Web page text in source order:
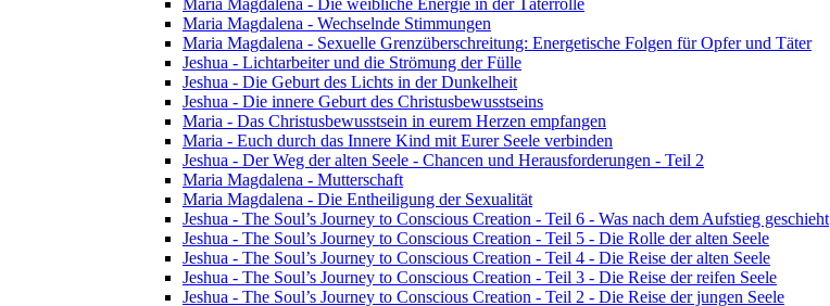
Maria Magdalena - Wechselnde Stimmungen
Maria Magdalena - Sexuelle Grenzüberschreitung: Energetische Folgen für Opfer und Täter
Jeshua - Lichtarbeiter und die Strömung der Fülle
Jeshua - Die Geburt des Lichts in der Dunkelheit
Jeshua - Die innere Geburt des Christusbewusstseins
Maria - Das Christusbewusstsein in eurem Herzen empfangen
Maria - Euch durch das Innere Kind mit Eurer Seele verbinden
Jeshua - Der Weg der alten Seele - Chancen und Herausforderungen - Teil 2
Maria Magdalena - Mutterschaft
Maria Magdalena - Die Entheiligung der Sexualität
Jeshua - The Soul’s Journey to Conscious Creation - Teil 6 - Was nach dem Aufstieg geschieht
Jeshua - The Soul’s Journey to Conscious Creation - Teil 5 - Die Rolle der alten Seele
Jeshua - The Soul’s Journey to Conscious Creation - Teil 4 - Die Reise der alten Seele
Jeshua - The Soul’s Journey to Conscious Creation - Teil 3 - Die Reise der reifen Seele
Jeshua - The Soul’s Journey to Conscious Creation - Teil 2 - Die Reise der jungen Seele